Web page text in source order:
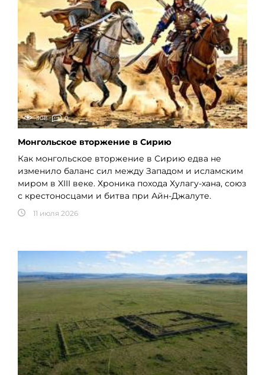
308 0
Монгольское вторжение в Сирию
Как монгольское вторжение в Сирию едва не
изменило баланс сил между Западом и исламским
миром в XIII веке. Хроника похода Хулагу-хана, союз
с крестоносцами и битва при Айн-Джалуте.
11 июля 2026